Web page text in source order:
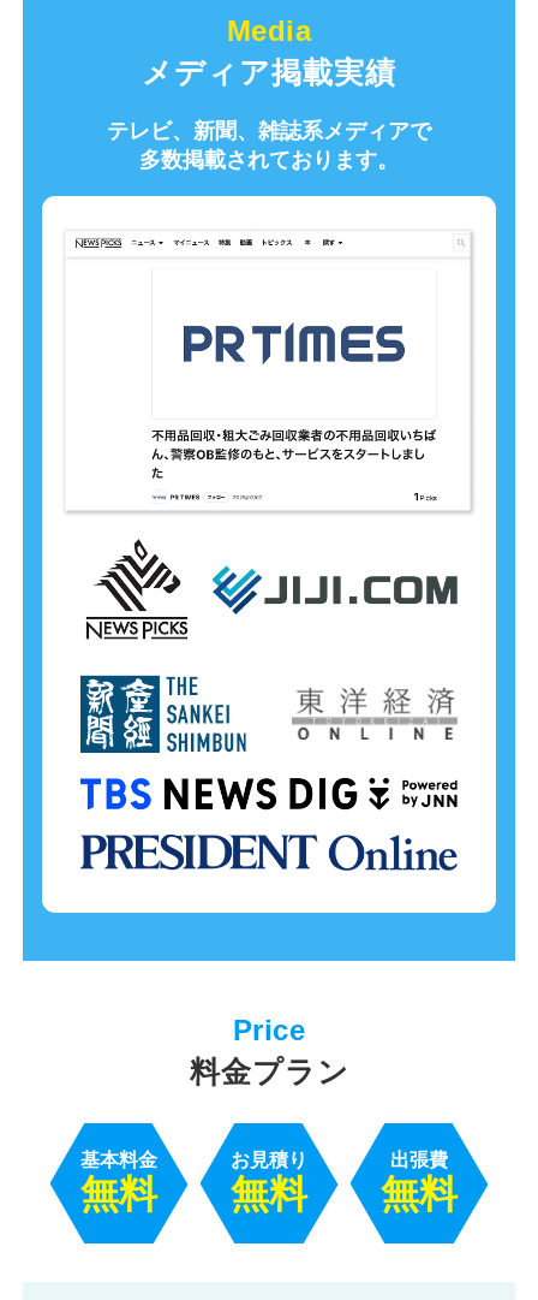
メディア掲載実績
テレビ、新聞、雑誌系メディアで
多数掲載されております。
料金プラン
基本料金
無料
お見積り
無料
出張費
無料